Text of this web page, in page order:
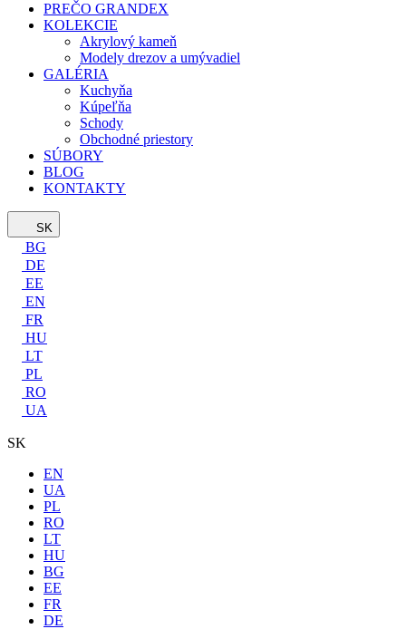
PREČO GRANDEX
KOLEKCIE
Akrylový kameň
Modely drezov a umývadiel
GALÉRIA
Kuchyňa
Kúpeľňa
Schody
Obchodné priestory
SÚBORY
BLOG
KONTAKTY
SK
BG
DE
EE
EN
FR
HU
LT
PL
RO
UA
SK
EN
UA
PL
RO
LT
HU
BG
EE
FR
DE